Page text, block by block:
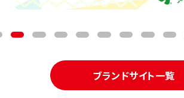
ブランドサイト一覧